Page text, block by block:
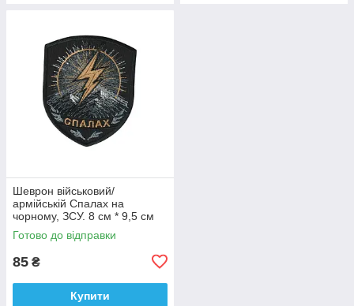
Шеврон військовий/
армійській Спалах на
чорному, ЗСУ. 8 см * 9,5 см
Готово до відправки
85 ₴
Купити